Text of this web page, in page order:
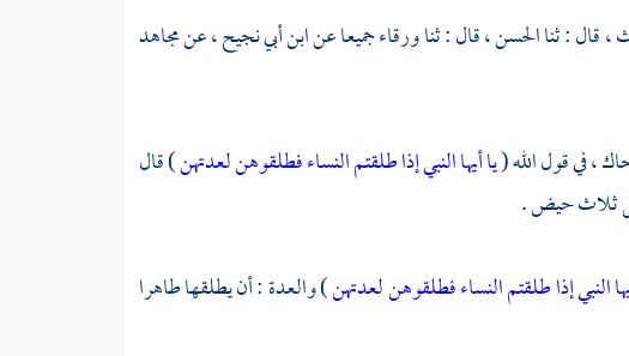
،قال : ثناالحسن ،قال : ثناورقاءجميعا عنابن أبي نجيح ،عنمجاهد
،في قول الله (يا أيها النبي إذا طلقتم النساء فطلقوهن لعدتهن) قال
ثلاث حيض .
النبي إذا طلقتم النساء فطلقوهن لعدتهن) والعدة : أن يطلقها طاهرا